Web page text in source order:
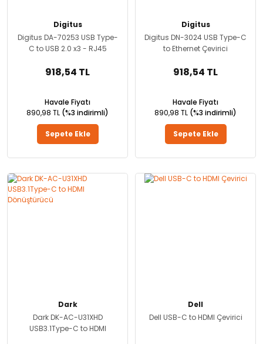
Digitus
Digitus DA-70253 USB Type-
C to USB 2.0 x3 - RJ45
918,54 TL
Havale Fiyatı
890,98 TL (%3 indirimli)
Sepete Ekle
Digitus
Digitus DN-3024 USB Type-C
to Ethernet Çevirici
918,54 TL
Havale Fiyatı
890,98 TL (%3 indirimli)
Sepete Ekle
Dark
Dark DK-AC-U31XHD
USB3.1Type-C to HDMI
Dell
Dell USB-C to HDMI Çevirici